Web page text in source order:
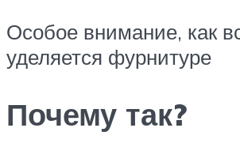
Особое внимание, как
уделяется фурнитуре
Почему так?